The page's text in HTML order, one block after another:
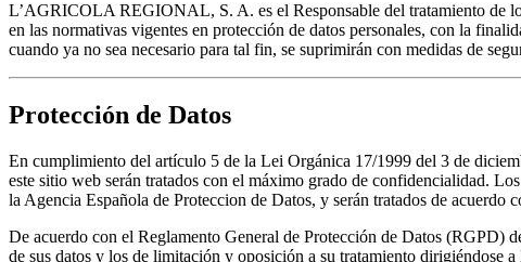
L’AGRICOLA REGIONAL, S. A. es el Responsable del tratamiento de
en las normativas vigentes en protección de datos personales, con la
cuando ya no sea necesario para tal fin, se suprimirán con medidas de
Protección de Datos
En cumplimiento del artículo 5 de la Lei Orgánica 17/1999 del 3 de
este sitio web serán tratados con el máximo grado de confidencialidad.
la Agencia Española de Proteccion de Datos, y serán tratados de
De acuerdo con el Reglamento General de Protección de Datos (RGPD)
de sus datos y los de limitación y oposición a su tratamiento